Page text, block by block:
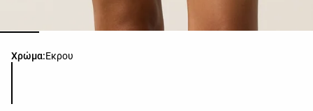
Χρώμα:Εκρου
Λίστα χρωμάτων προϊόντος